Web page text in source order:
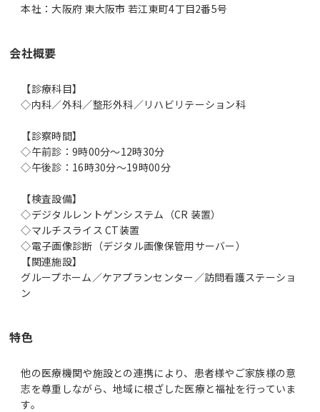
本社：大阪府 東大阪市 若江東町4丁目2番5号
会社概要
【診療科目】
◇内科／外科／整形外科／リハビリテーション科
【診察時間】
◇午前診：9時00分～12時30分
◇午後診：16時30分～19時00分
【検査設備】
◇デジタルレントゲンシステム（CR 装置）
◇マルチスライス CT装置
◇電子画像診断（デジタル画像保管用サーバー）
【関連施設】
グループホーム／ケアプランセンター／訪問看護ステーショ
ン
特色
他の医療機関や施設との連携により、患者様やご家族様の意
志を尊重しながら、地域に根ざした医療と福祉を行っていま